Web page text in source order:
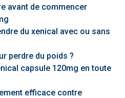
avant de commencer
du xenical avec ou sans
perdre du poids ?
capsule 120mg en toute
efficace contre